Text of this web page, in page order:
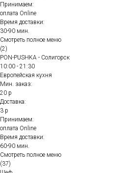
Принимаем:
оплата Online
Время доставки:
30-90 мин.
Смотреть полное меню
(2)
PON-PUSHKA - Солигорск
10:00 - 21:30
Европейская кухня
Мин. заказ:
20 р
Доставка:
3 р
Принимаем:
оплата Online
Время доставки:
60-90 мин.
Смотреть полное меню
(37)